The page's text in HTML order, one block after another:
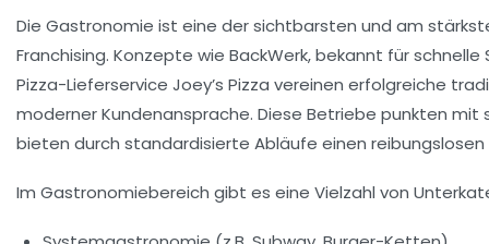
Die Gastronomie ist eine der sichtbarsten und am
Franchising. Konzepte wie BackWerk, bekannt für schnelle
Pizza-Lieferservice Joey’s Pizza vereinen erfolgreiche
moderner Kundenansprache. Diese Betriebe punkten mit
bieten durch standardisierte Abläufe einen
Im Gastronomiebereich gibt es eine Vielzahl von